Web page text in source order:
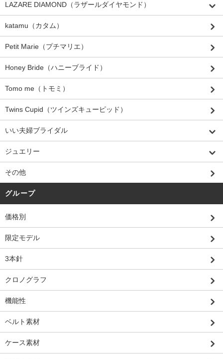
LAZARE DIAMOND（ラザールダイヤモンド）
katamu（カタム）
Petit Marie（プチマリエ）
Honey Bride（ハニーブライド）
Tomo me（トモミ）
Twins Cupid（ツインズキューピッド）
いい夫婦ブライダル
ジュエリー
その他
グループ
価格別
限定モデル
3本針
クロノグラフ
機能性
ベルト素材
ケース素材